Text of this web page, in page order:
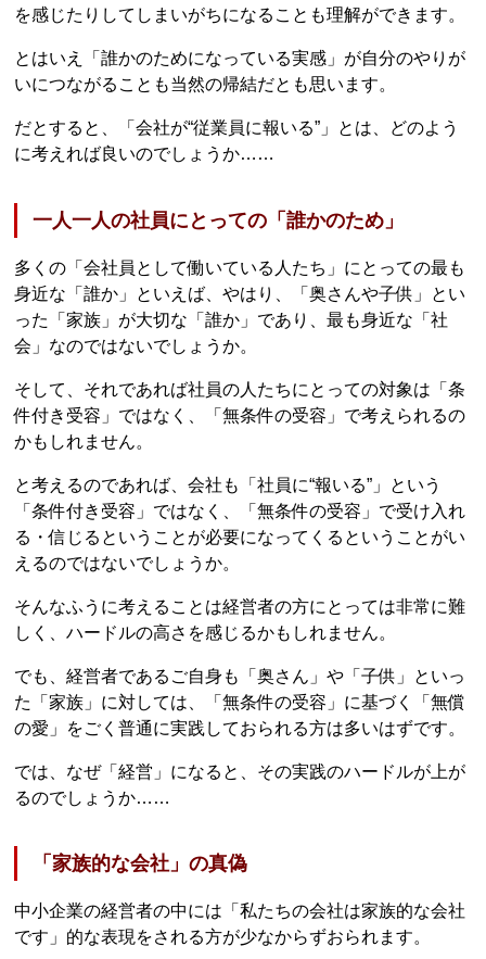
を感じたりしてしまいがちになることも理解ができます。
とはいえ「誰かのためになっている実感」が自分のやりが
いにつながることも当然の帰結だとも思います。
だとすると、「会社が“従業員に報いる”」とは、どのよう
に考えれば良いのでしょうか……
一人一人の社員にとっての「誰かのため」
多くの「会社員として働いている人たち」にとっての最も
身近な「誰か」といえば、やはり、「奥さんや子供」とい
った「家族」が大切な「誰か」であり、最も身近な「社
会」なのではないでしょうか。
そして、それであれば社員の人たちにとっての対象は「条
件付き受容」ではなく、「無条件の受容」で考えられるの
かもしれません。
と考えるのであれば、会社も「社員に“報いる”」という
「条件付き受容」ではなく、「無条件の受容」で受け入れ
る・信じるということが必要になってくるということがい
えるのではないでしょうか。
そんなふうに考えることは経営者の方にとっては非常に難
しく、ハードルの高さを感じるかもしれません。
でも、経営者であるご自身も「奥さん」や「子供」といっ
た「家族」に対しては、「無条件の受容」に基づく「無償
の愛」をごく普通に実践しておられる方は多いはずです。
では、なぜ「経営」になると、その実践のハードルが上が
るのでしょうか……
「家族的な会社」の真偽
中小企業の経営者の中には「私たちの会社は家族的な会社
です」的な表現をされる方が少なからずおられます。